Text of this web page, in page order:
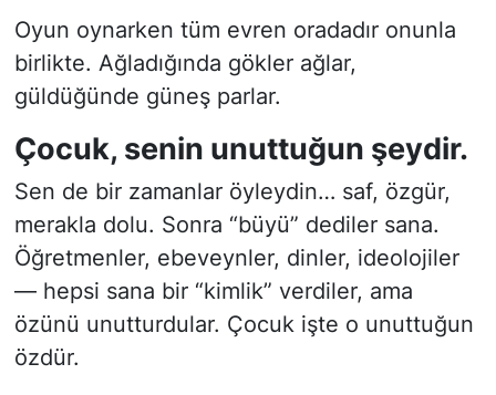
Oyun oynarken tüm evren oradadır onunla
birlikte. Ağladığında gökler ağlar,
güldüğünde güneş parlar.
Çocuk, senin unuttuğun şeydir.
Sen de bir zamanlar öyleydin… saf, özgür,
merakla dolu. Sonra “büyü” dediler sana.
Öğretmenler, ebeveynler, dinler, ideolojiler
— hepsi sana bir “kimlik” verdiler, ama
özünü unutturdular. Çocuk işte o unuttuğun
özdür.